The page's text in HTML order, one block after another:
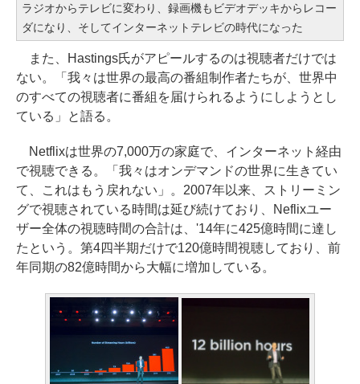
ラジオからテレビに変わり、録画機もビデオデッキからレコー
ダになり、そしてインターネットテレビの時代になった
また、Hastings氏がアピールするのは視聴者だけでは
ない。「我々は世界の最高の番組制作者たちが、世界中
のすべての視聴者に番組を届けられるようにしようとし
ている」と語る。
Netflixは世界の7,000万の家庭で、インターネット経由
で視聴できる。「我々はオンデマンドの世界に生きてい
て、これはもう戻れない」。2007年以来、ストリーミン
グで視聴されている時間は延び続けており、Neflixユー
ザー全体の視聴時間の合計は、'14年に425億時間に達し
たという。第4四半期だけで120億時間視聴しており、前
年同期の82億時間から大幅に増加している。